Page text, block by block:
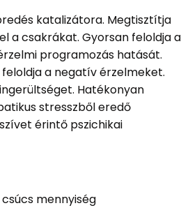
katalizátora. Megtisztítja
a csakrákat. Gyorsan feloldja a
programozás hatását.
a negatív érzelmeket.
Hatékonyan
stresszből eredő
érintő pszichikai
mennyiség